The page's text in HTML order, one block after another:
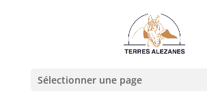
Sélectionner une page